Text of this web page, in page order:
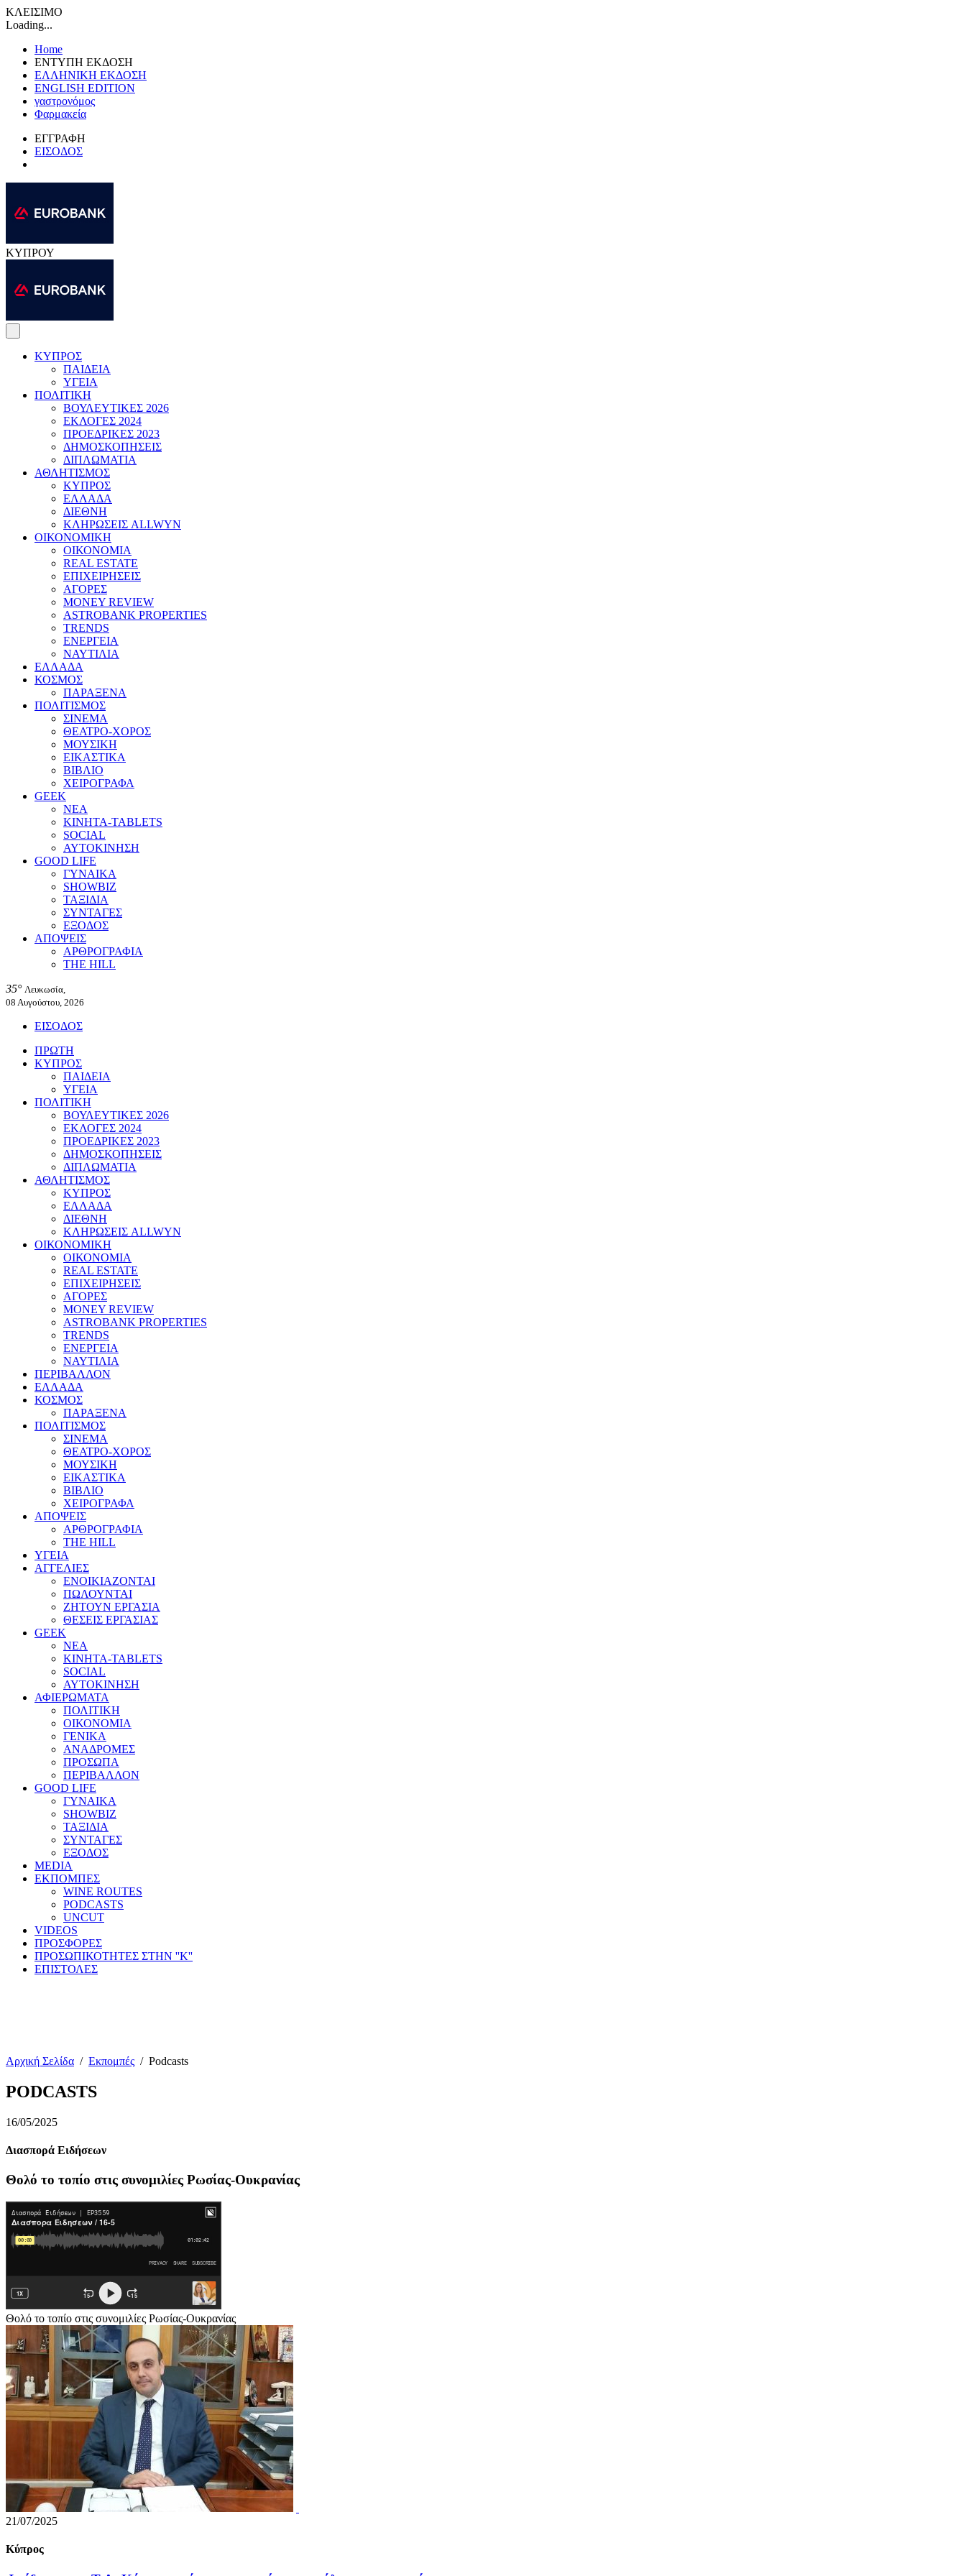
ΚΛΕΙΣΙΜΟ
Loading...
Home
ΕΝΤΥΠΗ ΕΚΔΟΣΗ
ΕΛΛΗΝΙΚΗ ΕΚΔΟΣΗ
ENGLISH EDITION
γαστρονόμος
Φαρμακεία
ΕΓΓΡΑΦΗ
ΕΙΣΟΔΟΣ
ΚΥΠΡΟΥ
ΚΥΠΡΟΣ
ΠΑΙΔΕΙΑ
ΥΓΕΙΑ
ΠΟΛΙΤΙΚΗ
ΒΟΥΛΕΥΤΙΚΕΣ 2026
ΕΚΛΟΓΕΣ 2024
ΠΡΟΕΔΡΙΚΕΣ 2023
ΔΗΜΟΣΚΟΠΗΣΕΙΣ
ΔΙΠΛΩΜΑΤΙΑ
ΑΘΛΗΤΙΣΜΟΣ
ΚΥΠΡΟΣ
ΕΛΛΑΔΑ
ΔΙΕΘΝΗ
ΚΛΗΡΩΣΕΙΣ ALLWYN
ΟΙΚΟΝΟΜΙΚΗ
ΟΙΚΟΝΟΜΙΑ
REAL ESTATE
ΕΠΙΧΕΙΡΗΣΕΙΣ
ΑΓΟΡΕΣ
MONEY REVIEW
ASTROBANK PROPERTIES
TRENDS
ΕΝΕΡΓΕΙΑ
ΝΑΥΤΙΛΙΑ
ΕΛΛΑΔΑ
ΚΟΣΜΟΣ
ΠΑΡΑΞΕΝΑ
ΠΟΛΙΤΙΣΜΟΣ
ΣΙΝΕΜΑ
ΘΕΑΤΡΟ-ΧΟΡΟΣ
ΜΟΥΣΙΚΗ
ΕΙΚΑΣΤΙΚΑ
ΒΙΒΛΙΟ
ΧΕΙΡΟΓΡΑΦΑ
GEEK
ΝΕΑ
ΚΙΝΗΤΑ-TABLETS
SOCIAL
ΑΥΤΟΚΙΝΗΣΗ
GOOD LIFE
ΓΥΝΑΙΚΑ
SHOWBIZ
ΤΑΞΙΔΙΑ
ΣΥΝΤΑΓΕΣ
ΕΞΟΔΟΣ
ΑΠΟΨΕΙΣ
ΑΡΘΡΟΓΡΑΦΙΑ
THE HILL
35° Λευκωσία,
08 Αυγούστου, 2026
ΕΙΣΟΔΟΣ
ΠΡΩΤΗ
ΚΥΠΡΟΣ
ΠΑΙΔΕΙΑ
ΥΓΕΙΑ
ΠΟΛΙΤΙΚΗ
ΒΟΥΛΕΥΤΙΚΕΣ 2026
ΕΚΛΟΓΕΣ 2024
ΠΡΟΕΔΡΙΚΕΣ 2023
ΔΗΜΟΣΚΟΠΗΣΕΙΣ
ΔΙΠΛΩΜΑΤΙΑ
ΑΘΛΗΤΙΣΜΟΣ
ΚΥΠΡΟΣ
ΕΛΛΑΔΑ
ΔΙΕΘΝΗ
ΚΛΗΡΩΣΕΙΣ ALLWYN
ΟΙΚΟΝΟΜΙΚΗ
ΟΙΚΟΝΟΜΙΑ
REAL ESTATE
ΕΠΙΧΕΙΡΗΣΕΙΣ
ΑΓΟΡΕΣ
MONEY REVIEW
ASTROBANK PROPERTIES
TRENDS
ΕΝΕΡΓΕΙΑ
ΝΑΥΤΙΛΙΑ
ΠΕΡΙΒΑΛΛΟΝ
ΕΛΛΑΔΑ
ΚΟΣΜΟΣ
ΠΑΡΑΞΕΝΑ
ΠΟΛΙΤΙΣΜΟΣ
ΣΙΝΕΜΑ
ΘΕΑΤΡΟ-ΧΟΡΟΣ
ΜΟΥΣΙΚΗ
ΕΙΚΑΣΤΙΚΑ
ΒΙΒΛΙΟ
ΧΕΙΡΟΓΡΑΦΑ
ΑΠΟΨΕΙΣ
ΑΡΘΡΟΓΡΑΦΙΑ
THE HILL
ΥΓΕΙΑ
ΑΓΓΕΛΙΕΣ
ΕΝΟΙΚΙΑΖΟΝΤΑΙ
ΠΩΛΟΥΝΤΑΙ
ΖΗΤΟΥΝ ΕΡΓΑΣΙΑ
ΘΕΣΕΙΣ ΕΡΓΑΣΙΑΣ
GEEK
ΝΕΑ
ΚΙΝΗΤΑ-TABLETS
SOCIAL
ΑΥΤΟΚΙΝΗΣΗ
ΑΦΙΕΡΩΜΑΤΑ
ΠΟΛΙΤΙΚΗ
ΟΙΚΟΝΟΜΙΑ
ΓΕΝΙΚΑ
ΑΝΑΔΡΟΜΕΣ
ΠΡΟΣΩΠΑ
ΠΕΡΙΒΑΛΛΟΝ
GOOD LIFE
ΓΥΝΑΙΚΑ
SHOWBIZ
ΤΑΞΙΔΙΑ
ΣΥΝΤΑΓΕΣ
ΕΞΟΔΟΣ
MEDIA
ΕΚΠΟΜΠΕΣ
WINE ROUTES
PODCASTS
UNCUT
VIDEOS
ΠΡΟΣΦΟΡΕΣ
ΠΡΟΣΩΠΙΚΟΤΗΤΕΣ ΣΤΗΝ ''Κ''
ΕΠΙΣΤΟΛΕΣ
Αρχική Σελίδα / Εκπομπές / Podcasts
PODCASTS
16/05/2025
Διασπορά Ειδήσεων
Θολό το τοπίο στις συνομιλίες Ρωσίας-Ουκρανίας
Θολό το τοπίο στις συνομιλίες Ρωσίας-Ουκρανίας
21/07/2025
Κύπρος